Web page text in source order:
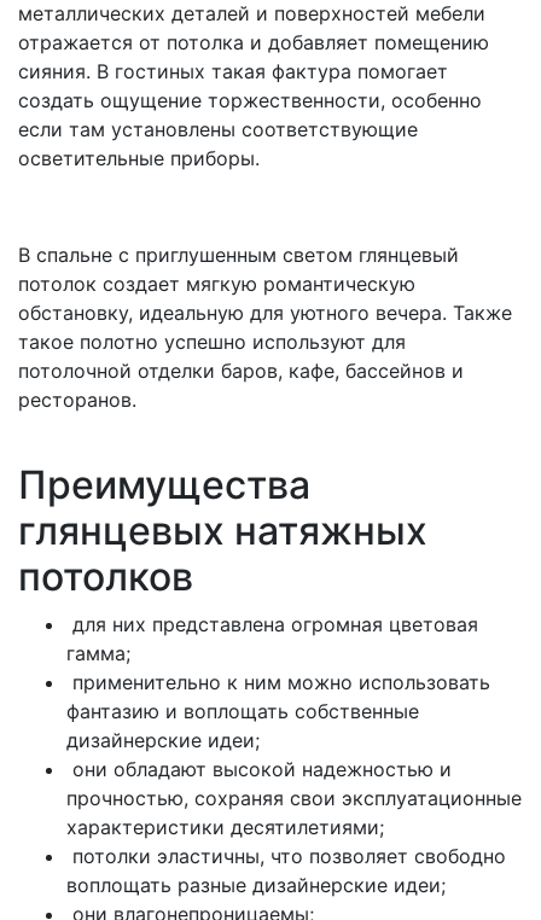
металлических деталей и поверхностей мебели
отражается от потолка и добавляет помещению
сияния. В гостиных такая фактура помогает
создать ощущение торжественности, особенно
если там установлены соответствующие
осветительные приборы.
В спальне с приглушенным светом глянцевый
потолок создает мягкую романтическую
обстановку, идеальную для уютного вечера. Также
такое полотно успешно используют для
потолочной отделки баров, кафе, бассейнов и
ресторанов.
Преимущества
глянцевых натяжных
потолков
для них представлена огромная цветовая
гамма;
применительно к ним можно использовать
фантазию и воплощать собственные
дизайнерские идеи;
они обладают высокой надежностью и
прочностью, сохраняя свои эксплуатационные
характеристики десятилетиями;
потолки эластичны, что позволяет свободно
воплощать разные дизайнерские идеи;
они влагонепроницаемы;